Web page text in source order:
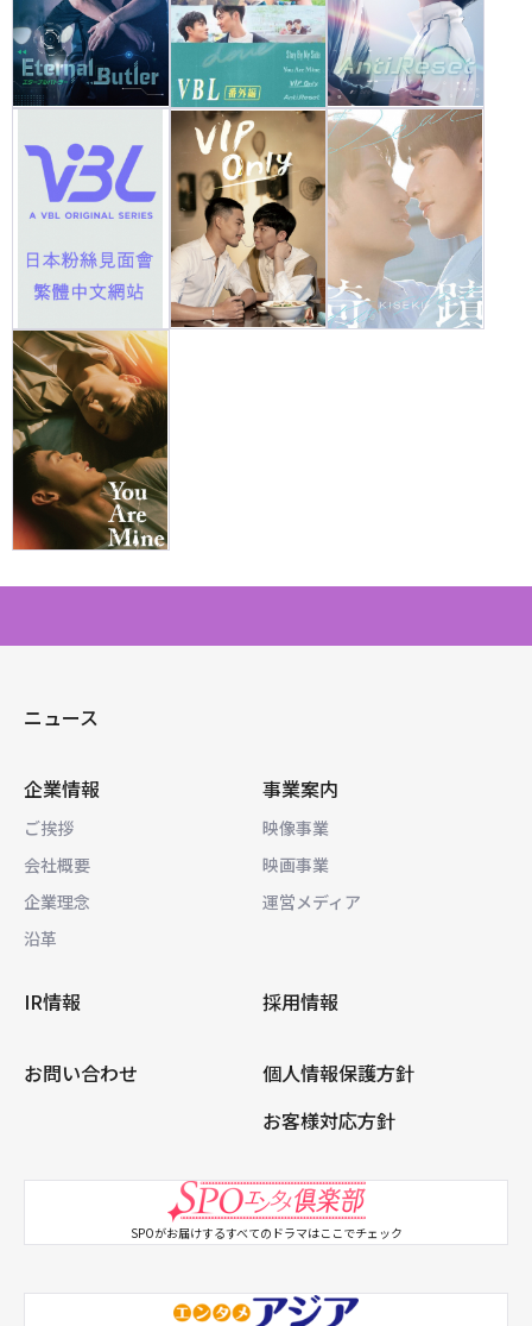
ニュース
企業情報
ご挨拶
会社概要
企業理念
沿革
事業案内
映像事業
映画事業
運営メディア
IR情報 採用情報
お問い合わせ
個人情報保護方針
お客様対応方針
SPOがお届けするすべてのドラマはここでチェック